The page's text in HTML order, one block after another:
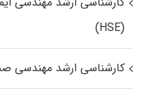
(HSE)
کارشناسی ارشد مهندسی